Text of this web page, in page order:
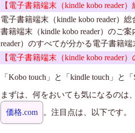
【電子書籍端末（kindle kobo reader
電子書籍端末（kindle kobo reader）
書籍端末（kindle kobo reader）のご
reader）のすべてが分かる電子書籍端
【電子書籍端末（kindle kobo reader）
「Kobo touch」と「kindle touch」と
まずは、何をおいても気になるのは
価格.com 。注目点は、以下です。